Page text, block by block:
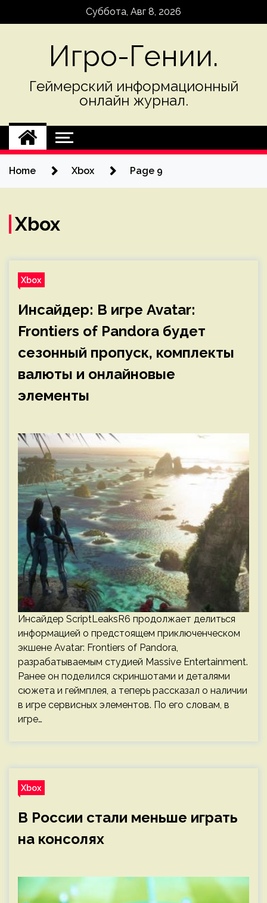
Суббота, Авг 8, 2026
Игро-Гении.
Геймерский информационный
онлайн журнал.
Home Xbox Page 9
Xbox
Xbox
Инсайдер: В игре Avatar:
Frontiers of Pandora будет
сезонный пропуск, комплекты
валюты и онлайновые
элементы
Инсайдер ScriptLeaksR6 продолжает делиться
информацией о предстоящем приключенческом
экшене Avatar: Frontiers of Pandora,
разрабатываемым студией Massive Entertainment.
Ранее он поделился скриншотами и деталями
сюжета и геймплея, а теперь рассказал о наличии
в игре сервисных элементов. По его словам, в
игре…
Xbox
В России стали меньше играть
на консолях